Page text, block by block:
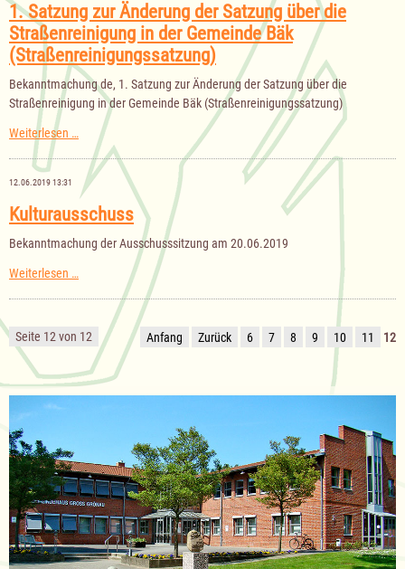
1. Satzung zur Änderung der Satzung über die
Straßenreinigung in der Gemeinde Bäk
(Straßenreinigungssatzung)
Bekanntmachung de, 1. Satzung zur Änderung der Satzung über die
Straßenreinigung in der Gemeinde Bäk (Straßenreinigungssatzung)
Weiterlesen …1.
Satzung
zur
Änderung
der
Satzung
über
Straßenreinigung
der
Gemeinde
(Straßenreinigungssatzung)
12.06.2019 13:31
Kulturausschuss
Bekanntmachung der Ausschusssitzung am 20.06.2019
Weiterlesen … Kulturausschuss
Seite 12 von 12 Anfang Zurück 6 7 8 9 10 11 12